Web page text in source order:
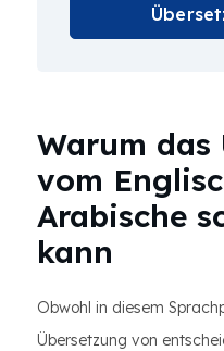
Warum das
vom
Arabische
kann
Obwohl in diesem
Übersetzung von